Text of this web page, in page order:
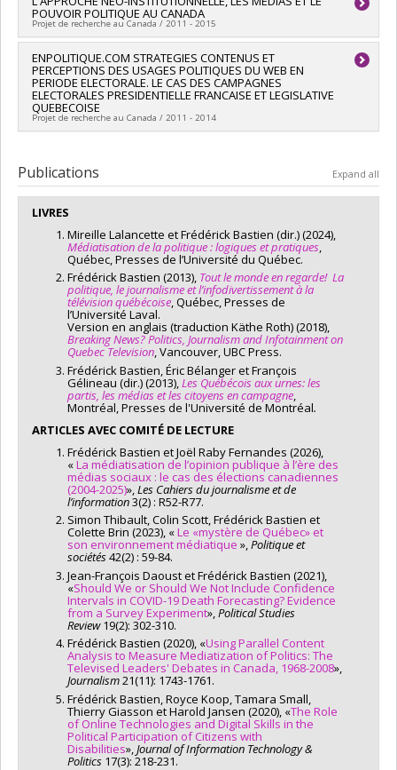
Bélanger,Louis Massicotte,Mebs Kanji,Antoine Bilodeau
Allison Harell,Christopher Achen,
François Laslier,Michael Lewis-Beck,Stefaan Walgrave,
Christopher Wiezin,Michael Bruter
Co-researchers :André Blais,Claire Durand,Richard Nadeau
,Martial Foucault,Jean-François Godbout,Patrick Fournier
Frédérick Bastien,Henry Milner
Funding sources: FRQSC/Fonds de recherche du Québec -
Société et culture (FQRSC)
stratégiques
Gélineau,Thierry Giasson,Penelope Daignault
Bodet
Bélanger,Louis Massicotte,Mebs Kanji,Antoine Bilodeau
Allison Harell,Christopher Achen ,Hanspeter Kriesi
François Laslier,Michael Lewis-Beck,Stefaan Walgrave,
Michael Bruter ,Christopher Wiezien
Co-researchers :André Blais,Claire Durand,Richard Nadeau
Funding sources:
FRQSC/Fonds de recherche du Québec -
Société et culture (FQRSC)
Grant programs:
POUVOIR POLITIQUE AU CANADA
Projet de recherche au Canada / 2011 - 2015
Lead researcher : Frédérick Bastien
Funding sources:CRSH/Conseil de recherches en sciences
humaines du Canada
Grant programs:
recherche
ENPOLITIQUE.COM STRATEGIES CONTENUS ET
PERCEPTIONS DES USAGES POLITIQUES DU WEB EN
PERIODE ELECTORALE. LE CAS DES CAMPAGNES
ELECTORALES PRESIDENTIELLE FRANCAISE ET LEGISLATIVE
QUEBECOISE
Projet de recherche au Canada / 2011 - 2014
Co-researchers :
Funding sources:FRQSC/Fonds de recherche du Québec -
Société et culture (FQRSC)
Grant programs:
inter-Agences FQRSC-ANR
Publications Expand all
LIVRES
Mireille Lalancette et Frédérick Bastien (dir.) (2024),
Médiatisation de la politique : logiques et pratiques,
Québec, Presses de l’Université du Québec.
Frédérick Bastien (2013), Tout le monde en regarde! La
politique, le journalisme et l’infodivertissement à la
télévision québécoise, Québec, Presses de
l’Université Laval.
Version en anglais (traduction Käthe Roth) (2018),
Breaking News? Politics, Journalism and Infotainment on
Quebec Television, Vancouver, UBC Press.
Frédérick Bastien, Éric Bélanger et François
Gélineau (dir.) (2013),Les Québécois aux urnes: les
partis, les médias et les citoyens en campagne,
Montréal, Presses de l'Université de Montréal.
ARTICLES AVEC COMITÉ DE LECTURE
Frédérick Bastien et Joël Raby Fernandes (2026),
«La médiatisation de l’opinion publique à l’ère des
médias sociaux : le cas des élections canadiennes
(2004-2025)»,Les Cahiers du journalisme et de
l’information3(2) : R52-R77.
Simon Thibault, Colin Scott, Frédérick Bastien et
Colette Brin (2023), «Le «mystère de Québec» et
son environnement médiatique »,Politique et
sociétés42(2) : 59-84.
Jean-François Daoust et Frédérick Bastien (2021),
«Should We or Should We Not Include Confidence
Intervals in COVID-19 Death Forecasting? Evidence
from a Survey Experiment»,Political Studies
Review19(2): 302-310.
Frédérick Bastien (2020), «Using Parallel Content
Analysis to Measure Mediatization of Politics: The
Televised Leaders' Debates in Canada, 1968-2008»,
Journalism21(11): 1743-1761.
Frédérick Bastien, Royce Koop, Tamara Small,
Thierry Giasson et Harold Jansen (2020), «The Role
of Online Technologies and Digital Skills in the
Political Participation of Citizens with
Disabilities»,Journal of Information Technology &
Politics 17(3): 218-231.